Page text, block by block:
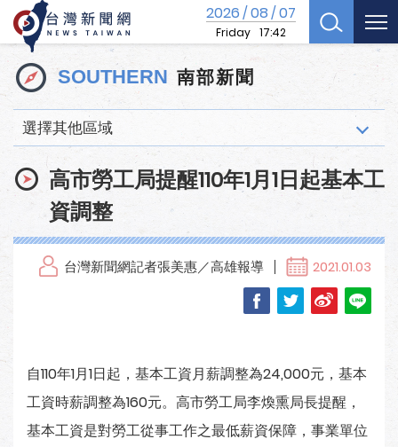
2026/08/07
Friday 17:42
SOUTHERN 南部新聞
選擇其他區域
高市勞工局提醒110年1月1日起基本工
資調整
台灣新聞網記者張美惠／高雄報導 2021.01.03
自110年1月1日起，基本工資月薪調整為24,000元，基本
工資時薪調整為160元。高市勞工局李煥熏局長提醒，
基本工資是對勞工從事工作之最低薪資保障，事業單位